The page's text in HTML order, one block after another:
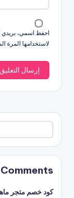
احفظ اسمي، بريدي
لاستخدامها المرة
البحث